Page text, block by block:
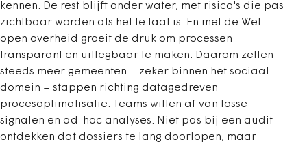
kennen. De rest blijft onder water, met risico's die pas
zichtbaar worden als het te laat is. En met de Wet
open overheid groeit de druk om processen
transparant en uitlegbaar te maken. Daarom zetten
steeds meer gemeenten – zeker binnen het sociaal
domein – stappen richting datagedreven
procesoptimalisatie. Teams willen af van losse
signalen en ad-hoc analyses. Niet pas bij een audit
ontdekken dat dossiers te lang doorlopen, maar